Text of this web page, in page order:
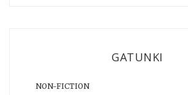
GATUNKI
NON-FICTION